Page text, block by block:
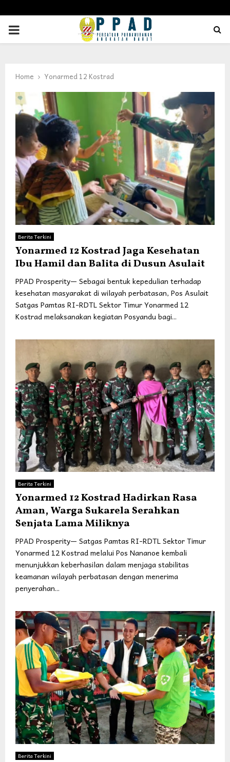
PRIMARY
Home Yonarmed 12 Kostrad
Berita Terkini
Yonarmed 12 Kostrad Jaga Kesehatan
Ibu Hamil dan Balita di Dusun Asulait
PPAD Prosperity— Sebagai bentuk kepedulian terhadap
kesehatan masyarakat di wilayah perbatasan, Pos Asulait
Satgas Pamtas RI-RDTL Sektor Timur Yonarmed 12
Kostrad melaksanakan kegiatan Posyandu bagi...
Berita Terkini
Yonarmed 12 Kostrad Hadirkan Rasa
Aman, Warga Sukarela Serahkan
Senjata Lama Miliknya
PPAD Prosperity— Satgas Pamtas RI-RDTL Sektor Timur
Yonarmed 12 Kostrad melalui Pos Nananoe kembali
menunjukkan keberhasilan dalam menjaga stabilitas
keamanan wilayah perbatasan dengan menerima
penyerahan...
Berita Terkini